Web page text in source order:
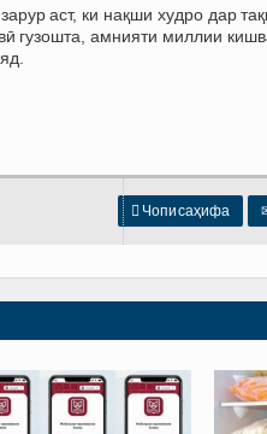
аст, ки нақши худро дар
гузошта, амнияти миллии
 Чопи саҳифа